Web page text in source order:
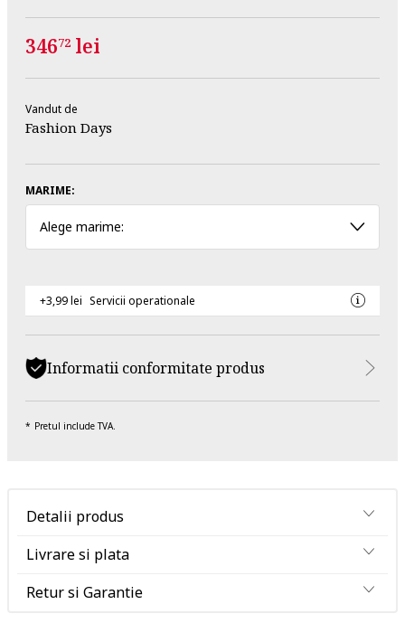
34672 lei
Vandut de
Fashion Days
MARIME:
Alege marime:
+3,99 lei Servicii operationale
Informatii conformitate produs
Pretul include TVA.
Detalii produs
Livrare si plata
Retur si Garantie